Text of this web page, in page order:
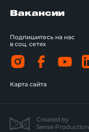
Вакансии
Подпишитесь на нас
в соц. сетях
Карта сайта
Created by
Sense Production